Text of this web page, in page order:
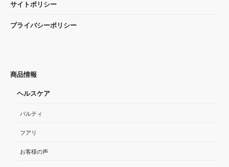
サイトポリシー
プライバシーポリシー
商品情報
ヘルスケア
パルティ
フアリ
お客様の声